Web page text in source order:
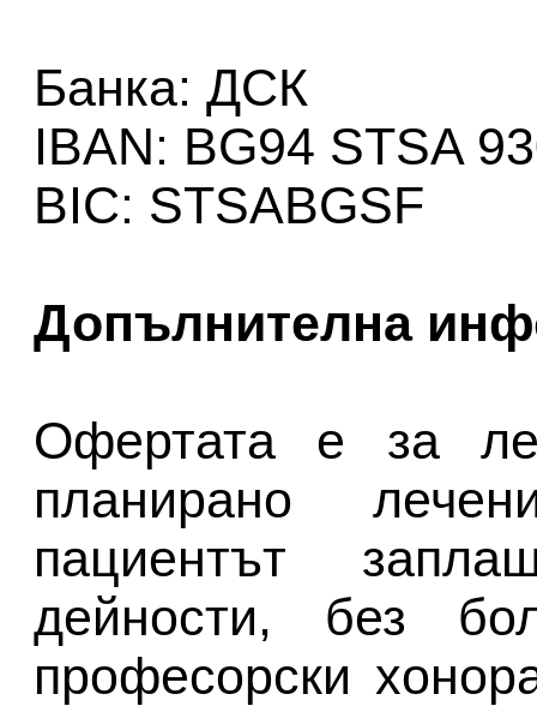
Банка: ДСК
IBAN: BG94 STSA
BIC: STSABGSF
Допълнителна
Офертата е за
планирано
пациентът
дейности, без
професорски